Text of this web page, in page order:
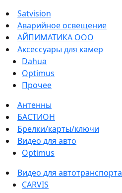
Satvision
Аварийное освещение
АЙПИМАТИКА ООО
Аксессуары для камер
Dahua
Optimus
Прочее
Антенны
БАСТИОН
Брелки/карты/ключи
Видео для авто
Optimus
Видео для автотранспорта
CARVIS